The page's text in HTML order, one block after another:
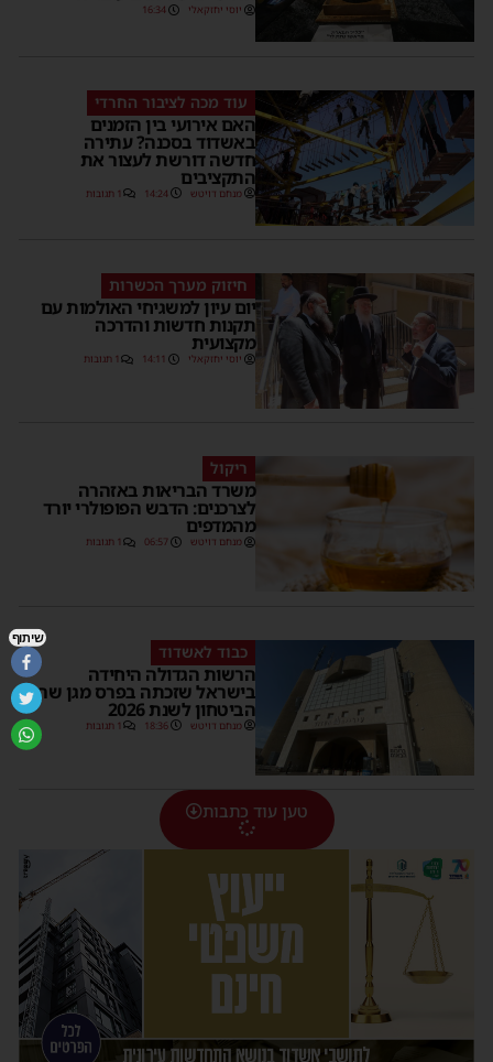
יוסי יחזקאלי 16:34
עוד מכה לציבור החרדי
האם אירועי בין הזמנים
באשדוד בסכנה? עתירה
חדשה דורשת לעצור את
התקציבים
מנחם דויטש 14:24 1 תגובות
חיזוק מערך הכשרות
יום עיון למשגיחי האולמות עם
תקנות חדשות והדרכה
מקצועית
יוסי יחזקאלי 14:11 1 תגובות
ריקול
משרד הבריאות באזהרה
לצרכנים: הדבש הפופולרי יורד
מהמדפים
מנחם דויטש 06:57 1 תגובות
כבוד לאשדוד
הרשות הגדולה היחידה
בישראל שזכתה בפרס מגן שר
הביטחון לשנת 2026
מנחם דויטש 18:36 1 תגובות
טען עוד כתבות
שיתוף